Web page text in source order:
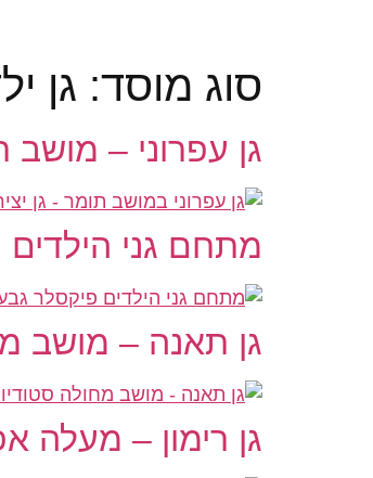
סוג מוסד: גן
גן עפרוני – מושב
מתחם גני
גן תאנה – מושב
גן רימון – מעלה